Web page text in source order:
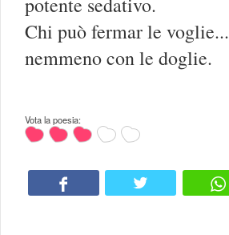
Chi può fermar le voglie...
nemmeno con le doglie.
Vota la poesia: